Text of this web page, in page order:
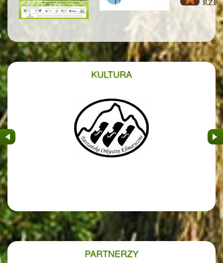
KULTURA
&nbsp
PARTNERZY